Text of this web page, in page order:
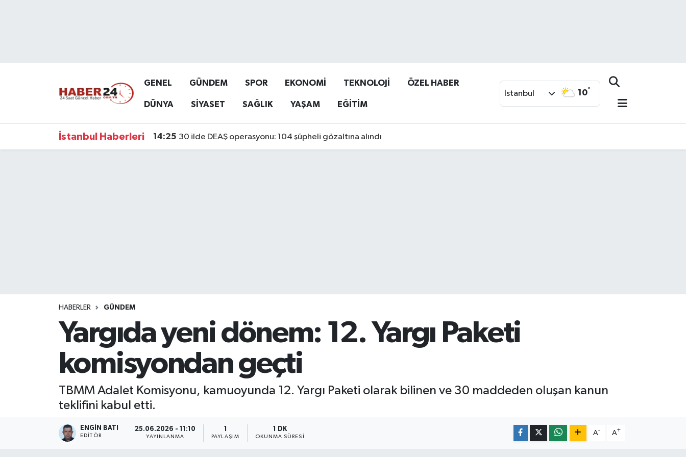
GENEL GÜNDEM SPOR EKONOMİ TEKNOLOJİ ÖZEL HABER
DÜNYA SİYASET SAĞLIK YAŞAM EĞİTİM
İstanbul 10°
İstanbul Haberleri 14:25 30 ilde DEAŞ operasyonu: 104 şüpheli gözaltına alındı
HABERLER GÜNDEM
Yargıda yeni dönem: 12. Yargı Paketi
komisyondan geçti
TBMM Adalet Komisyonu, kamuoyunda 12. Yargı Paketi olarak bilinen ve 30 maddeden oluşan kanun
teklifini kabul etti.
ENGIN BATI
EDITÖR
25.06.2026 - 11:10
YAYINLANMA PAYLAŞIM
1 DK
OKUNMA SÜRESI
A- A+
Namaz Vakitleri
Süper Lig Puan Durumu ve Fikstür